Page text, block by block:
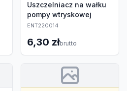
Uszczelniacz na wałku
pompy wtryskowej
ENT220014
6,30 złbrutto